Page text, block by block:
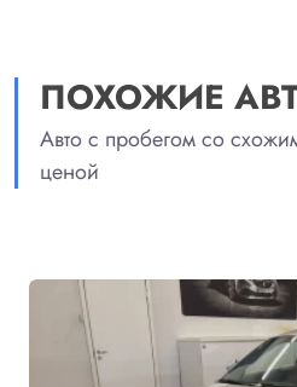
ПОХОЖИЕ
Авто с пробегом со
ценой